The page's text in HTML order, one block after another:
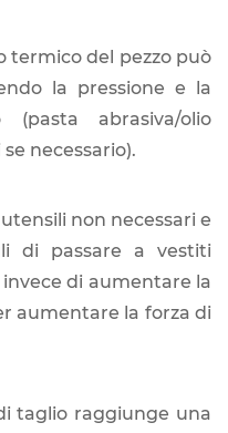
termico del pezzo può
la pressione e la
abrasiva/olio
necessario).
non necessari e
di passare a vestiti
di aumentare la
aumentare la forza di
taglio raggiunge una